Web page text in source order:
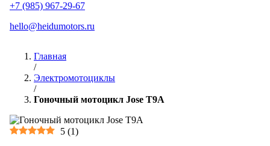
+7 (985) 967-29-67
hello@heidumotors.ru
Главная
/
Электромотоциклы
/
Гоночный мотоцикл Jose T9A
5 (1)